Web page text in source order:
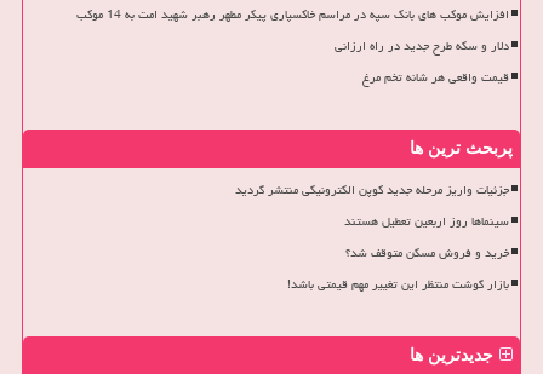
افزایش موکب های بانک سپه در مراسم خاکسپاری پیکر مطهر رهبر شهید امت به 14 موکب
دلار و سکه طرح جدید در راه ارزانی
قیمت واقعی هر شانه تخم مرغ
پربحث ترین ها
جزئیات واریز مرحله جدید کوپن الکترونیکی منتشر گردید
سینماها روز اربعین تعطیل هستند
خرید و فروش مسکن متوقف شد؟
بازار گوشت منتظر این تغییر مهم قیمتی باشد!
جدیدترین ها